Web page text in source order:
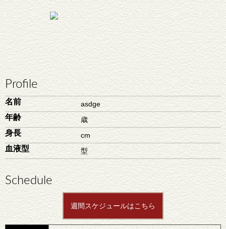
Profile
名前 asdge
年齢 歳
身長 cm
血液型 型
Schedule
週間スケジュールはこちら